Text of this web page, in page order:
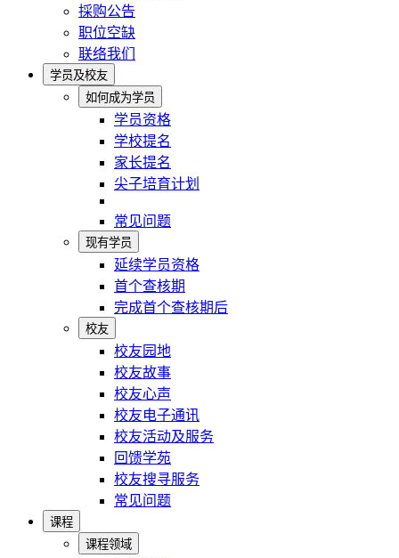
採购公告
职位空缺
联络我们
学员及校友
如何成为学员
学员资格
学校提名
家长提名
尖子培育计划
常见问题
现有学员
延续学员资格
首个查核期
完成首个查核期后
校友
校友园地
校友故事
校友心声
校友电子通讯
校友活动及服务
回馈学苑
校友搜寻服务
常见问题
课程
课程领域